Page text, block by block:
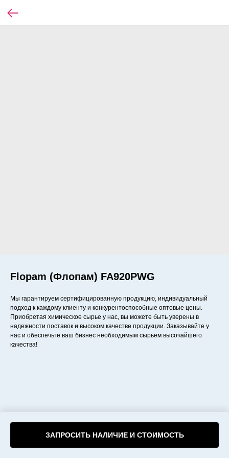
Flopam (Флопам) FA920PWG
ЗАПРОСИТЬ НАЛИЧИЕ И СТОИМОСТЬ
Мы гарантируем сертифицированную продукцию, индивидуальный
подход к каждому клиенту и конкурентоспособные оптовые цены.
Приобретая химическое сырье у нас, вы можете быть уверены в
надежности поставок и высоком качестве продукции. Заказывайте у
нас и обеспечьте ваш бизнес необходимым сырьем высочайшего
качества!